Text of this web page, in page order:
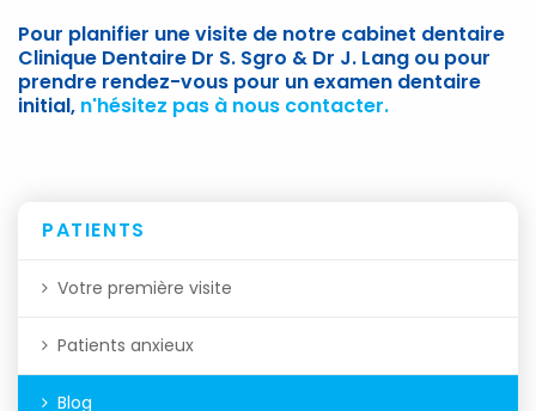
Pour planifier une visite de notre cabinet dentaire
Clinique Dentaire Dr S. Sgro & Dr J. Lang ou pour
prendre rendez-vous pour un examen dentaire
initial, n'hésitez pas à nous contacter.
PATIENTS
Votre première visite
Patients anxieux
Blog